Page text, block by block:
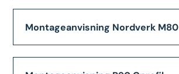
Montageanvisning Nordverk M80